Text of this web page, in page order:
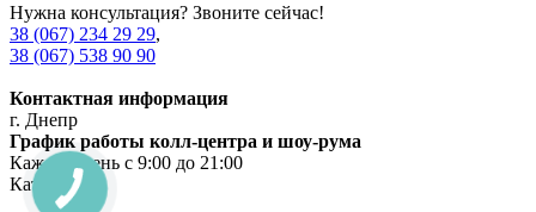
Нужна консультация? Звоните сейчас!
38 (067) 234 29 29,
38 (067) 538 90 90
Контактная информация
г. Днепр
График работы колл-центра и шоу-рума
Каждый день с 9:00 до 21:00
Категории